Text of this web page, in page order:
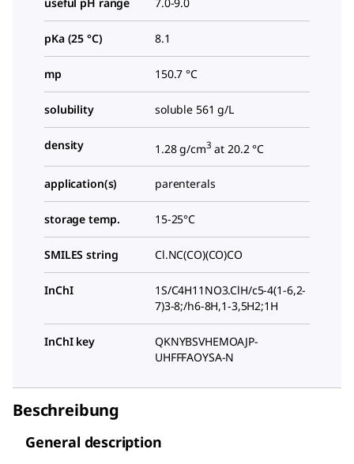
pKa (25 °C) 8.1
mp 150.7 °C
solubility soluble 561 g/L
density 1.28 g/cm3 at 20.2 °C
application(s) parenterals
storage temp. 15-25°C
SMILES string Cl.NC(CO)(CO)CO
InChI
1S/C4H11NO3.ClH/c5-4(1-6,2-
7)3-8;/h6-8H,1-3,5H2;1H
InChI key
QKNYBSVHEMOAJP-
UHFFFAOYSA-N
Beschreibung
General description